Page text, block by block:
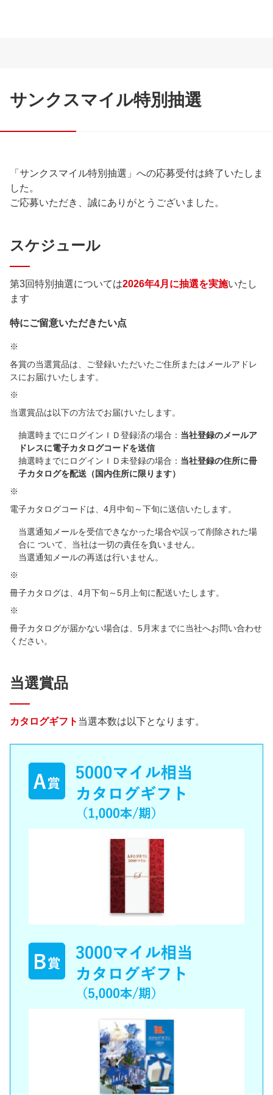
サンクスマイル特別抽選
「サンクスマイル特別抽選」への応募受付は終了いたしま
した。
ご応募いただき、誠にありがとうございました。
スケジュール
第3回特別抽選については2026年4月に抽選を実施いたし
ます
特にご留意いただきたい点
※
各賞の当選賞品は、ご登録いただいたご住所またはメールアドレ
スにお届けいたします。
※
当選賞品は以下の方法でお届けいたします。
抽選時までにログインＩＤ登録済の場合： 当社登録のメールア
ドレスに電子カタログコードを送信
抽選時までにログインＩＤ未登録の場合： 当社登録の住所に冊
子カタログを配送（国内住所に限ります）
※
電子カタログコードは、4月中旬～下旬に送信いたします。
当選通知メールを受信できなかった場合や誤って削除された場
合に ついて、当社は一切の責任を負いません。
当選通知メールの再送は行いません。
※
冊子カタログは、4月下旬～5月上旬に配送いたします。
※
冊子カタログが届かない場合は、5月末までに当社へお問い合わせ
ください。
当選賞品
カタログギフト 当選本数は以下となります。